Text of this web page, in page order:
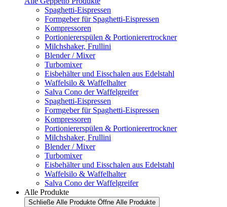
Spaghetti-Eispressen
Formgeber für Spaghetti-Eispressen
Kompressoren
Portioniererspülen & Portionierertrockner
Milchshaker, Frullini
Blender / Mixer
Turbomixer
Eisbehälter und Eisschalen aus Edelstahl
Waffelsilo & Waffelhalter
Salva Cono der Waffelgreifer
Spaghetti-Eispressen
Formgeber für Spaghetti-Eispressen
Kompressoren
Portioniererspülen & Portionierertrockner
Milchshaker, Frullini
Blender / Mixer
Turbomixer
Eisbehälter und Eisschalen aus Edelstahl
Waffelsilo & Waffelhalter
Salva Cono der Waffelgreifer
Alle Produkte
Schließe Alle Produkte Öffne Alle Produkte